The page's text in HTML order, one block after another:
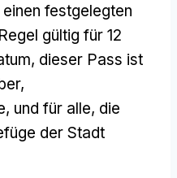
festgelegten
gültig für 12
dieser Pass ist
und für alle, die
der Stadt